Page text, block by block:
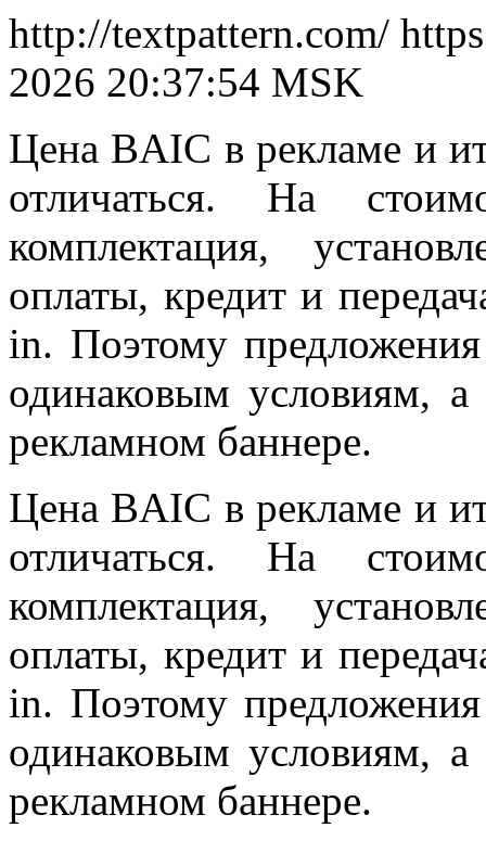
http://textpattern.com/
2026 20:37:54 MSK
Цена BAIC в рекламе и
отличаться. На
комплектация,
оплаты, кредит и
in. Поэтому
одинаковым условиям,
рекламном баннере.
Цена BAIC в рекламе и
отличаться. На
комплектация,
оплаты, кредит и
in. Поэтому
одинаковым условиям,
рекламном баннере.